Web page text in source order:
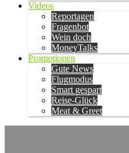
Videos
Reportagen
Fragenbot
Wein doch
MoneyTalks
Promotionen
Gute News
Flugmodus
Smart gespart
Reise-Glück
Meat & Greet